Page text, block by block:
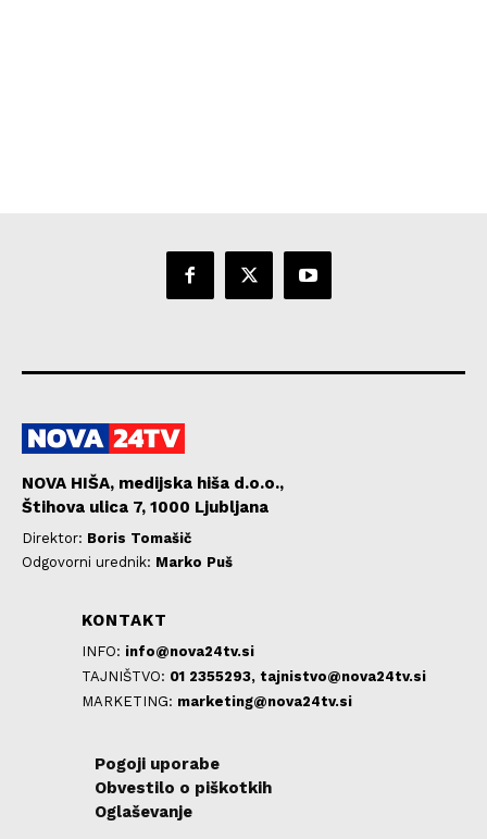
NOVA HIŠA, medijska hiša d.o.o.,
Štihova ulica 7, 1000 Ljubljana
Direktor: Boris Tomašič
Odgovorni urednik: Marko Puš
KONTAKT
INFO: info@nova24tv.si
TAJNIŠTVO: 01 2355293, tajnistvo@nova24tv.si
MARKETING: marketing@nova24tv.si
Pogoji uporabe
Obvestilo o piškotkih
Oglaševanje